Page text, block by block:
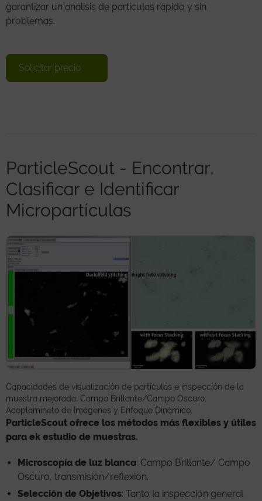
garantizar un análisis de partículas rápido y sin
problemas.
Solicitar precio
ParticleScout - Encontrar,
Clasificar e Identificar
Micropartículas
Capacidades de visualización de partículas e inspección de la
muestra mejorada: Campo Brillante/Campo Oscuro,
Acoplamineto de Imágenes y Enfoque Dinámico.
ParticleScout ofrece los métodos más flexibles y útiles
para ek estudio de muestras.
Microscopía de luz blanca: Campo Brillante/ Campo
Oscuro, transmisión/reflexión.
Selección de Objetivos: Tanto la inspección general